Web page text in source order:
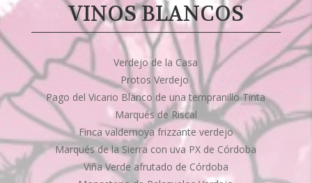
VINOS BLANCOS
Verdejo de la Casa
Protos Verdejo
Pago del Vicario Blanco de una tempranillo Tinta
Marqués de Riscal
Finca valdemoya frizzante verdejo
Marqués de la Sierra con uva PX de Córdoba
Viña Verde afrutado de Córdoba